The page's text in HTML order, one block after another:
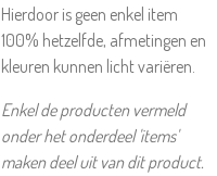
Hierdoor is geen enkel item
100% hetzelfde, afmetingen en
kleuren kunnen licht variëren.
Enkel de producten vermeld
onder het onderdeel 'items'
maken deel uit van dit product.